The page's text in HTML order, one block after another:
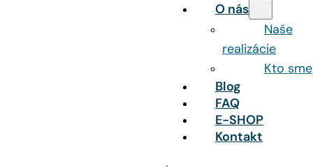
O nás
Naše
realizácie
Kto sme
Blog
FAQ
E-SHOP
Kontakt